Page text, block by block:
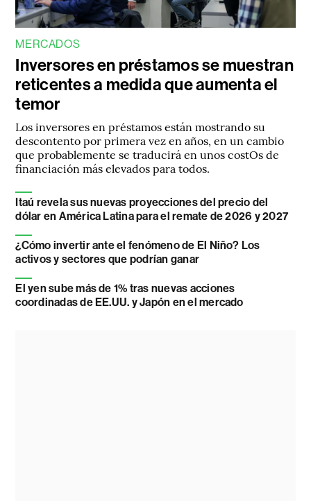
MERCADOS
Inversores en préstamos se muestran
reticentes a medida que aumenta el
temor
Los inversores en préstamos están mostrando su
descontento por primera vez en años, en un cambio
que probablemente se traducirá en unos costOs de
financiación más elevados para todos.
Itaú revela sus nuevas proyecciones del precio del
dólar en América Latina para el remate de 2026 y 2027
¿Cómo invertir ante el fenómeno de El Niño? Los
activos y sectores que podrían ganar
El yen sube más de 1% tras nuevas acciones
coordinadas de EE.UU. y Japón en el mercado